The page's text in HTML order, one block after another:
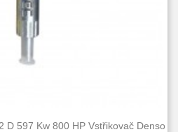
D 597 Kw 800 HP Vstřikovač Denso